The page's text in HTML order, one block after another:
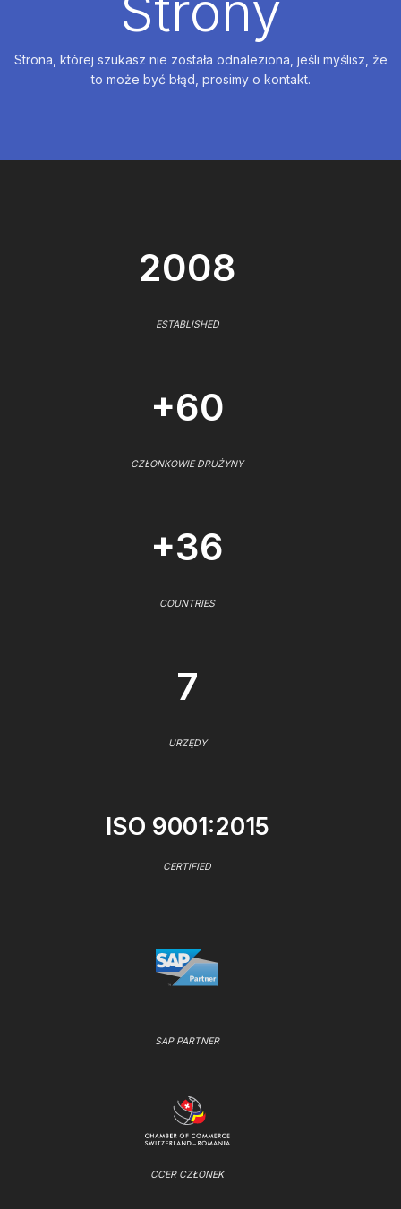
Strona, której szukasz nie została odnaleziona, jeśli myślisz, że
to może być błąd, prosimy o kontakt.
2008
ESTABLISHED
+60
CZŁONKOWIE DRUŻYNY
+36
COUNTRIES
7
URZĘDY
ISO 9001:2015
CERTIFIED
SAP PARTNER
CCER CZŁONEK